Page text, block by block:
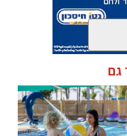
לפזמון
את הפוליטיקה
מהסטיקרים
– הרבה
גם